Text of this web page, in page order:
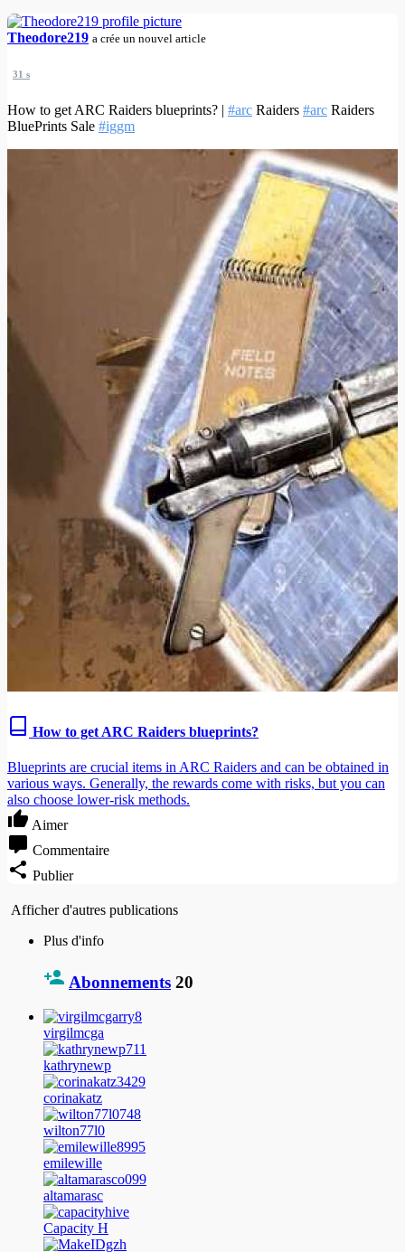
Theodore219 a crée un nouvel article
31 s
How to get ARC Raiders blueprints? | #arc Raiders #arc Raiders
BluePrints Sale #iggm
How to get ARC Raiders blueprints?
Blueprints are crucial items in ARC Raiders and can be obtained in
various ways. Generally, the rewards come with risks, but you can
also choose lower-risk methods.
Aimer
Commentaire
Publier
Afficher d'autres publications
Plus d'info
Abonnements 20
virgilmcga
kathrynewp
corinakatz
wilton77l0
emilewille
altamarasc
Capacity H